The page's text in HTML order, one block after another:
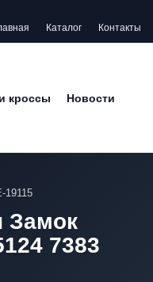
Каталог Контакты
кроссы
Новости
19115
Замок
7383